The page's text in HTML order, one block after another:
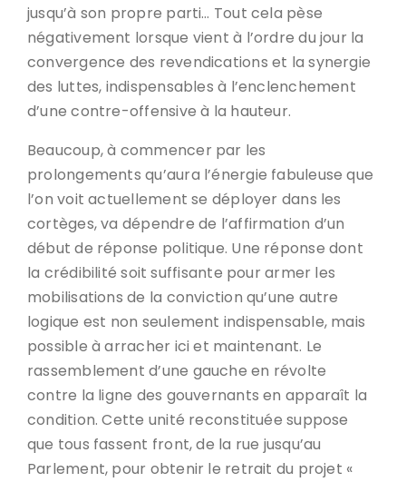
jusqu’à son propre parti… Tout cela pèse
négativement lorsque vient à l’ordre du jour la
convergence des revendications et la synergie
des luttes, indispensables à l’enclenchement
d’une contre-offensive à la hauteur.
Beaucoup, à commencer par les
prolongements qu’aura l’énergie fabuleuse que
l’on voit actuellement se déployer dans les
cortèges, va dépendre de l’affirmation d’un
début de réponse politique. Une réponse dont
la crédibilité soit suffisante pour armer les
mobilisations de la conviction qu’une autre
logique est non seulement indispensable, mais
possible à arracher ici et maintenant. Le
rassemblement d’une gauche en révolte
contre la ligne des gouvernants en apparaît la
condition. Cette unité reconstituée suppose
que tous fassent front, de la rue jusqu’au
Parlement, pour obtenir le retrait du projet «